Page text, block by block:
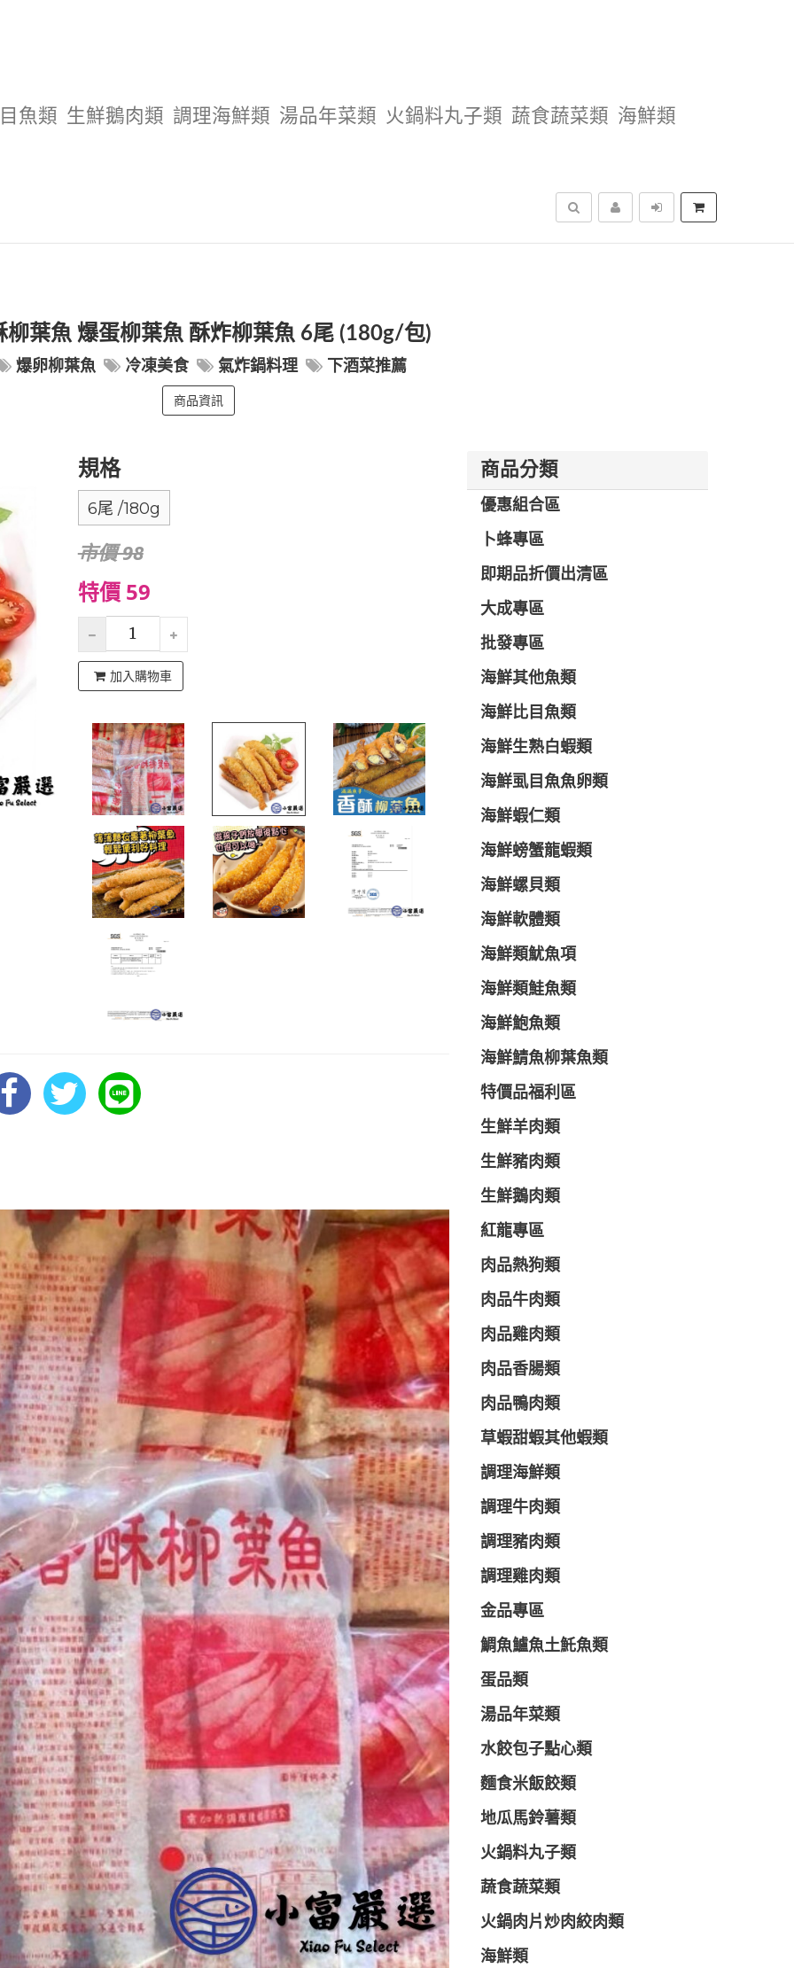
魚類 生鮮鵝肉類 調理海鮮類 湯品年菜類 火鍋料丸子類 蔬食蔬菜類 海鮮類
搜尋
柳葉魚 爆蛋柳葉魚 酥炸柳葉魚 6尾 (180g/包)
爆卵柳葉魚 冷凍美食 氣炸鍋料理 下酒菜推薦
商品資訊
規格
6尾 /180g
市價 98
特價 59
加入購物車
商品分類
優惠組合區
卜蜂專區
即期品折價出清區
大成專區
批發專區
海鮮其他魚類
海鮮比目魚類
海鮮生熟白蝦類
海鮮虱目魚魚卵類
海鮮蝦仁類
海鮮螃蟹龍蝦類
海鮮螺貝類
海鮮軟體類
海鮮類魷魚項
海鮮類鮭魚類
海鮮鮑魚類
海鮮鯖魚柳葉魚類
特價品福利區
生鮮羊肉類
生鮮豬肉類
生鮮鵝肉類
紅龍專區
肉品熱狗類
肉品牛肉類
肉品雞肉類
肉品香腸類
肉品鴨肉類
草蝦甜蝦其他蝦類
調理海鮮類
調理牛肉類
調理豬肉類
調理雞肉類
金品專區
鯛魚鱸魚土魠魚類
蛋品類
湯品年菜類
水餃包子點心類
麵食米飯餃類
地瓜馬鈴薯類
火鍋料丸子類
蔬食蔬菜類
火鍋肉片炒肉絞肉類
海鮮類